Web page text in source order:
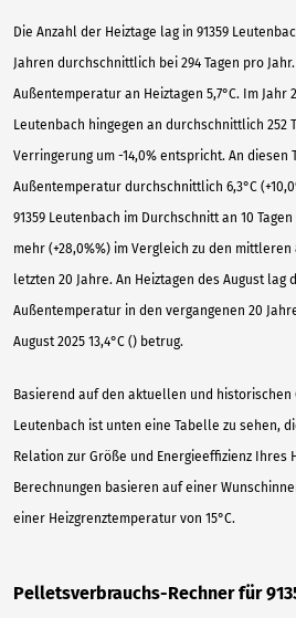
Die Anzahl der Heiztage lag in 91359
Jahren durchschnittlich bei 294 Tagen pro
Außentemperatur an Heiztagen 5,7°C. Im Jahr
Leutenbach hingegen an durchschnittlich 252
Verringerung um -14,0% entspricht. An diesen
Außentemperatur durchschnittlich 6,3°C
91359 Leutenbach im Durchschnitt an 10 Tagen
mehr (+28,0%%) im Vergleich zu den
letzten 20 Jahre. An Heiztagen des August lag
Außentemperatur in den vergangenen 20
August 2025 13,4°C () betrug.
Basierend auf den aktuellen und historischen
Leutenbach ist unten eine Tabelle zu sehen,
Relation zur Größe und Energieeffizienz Ihres
Berechnungen basieren auf einer
einer Heizgrenztemperatur von 15°C.
Pelletsverbrauchs-Rechner für